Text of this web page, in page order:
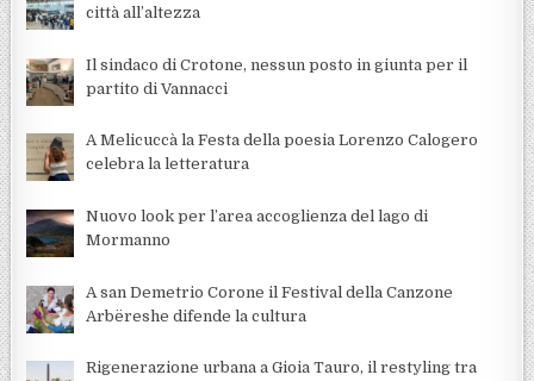
città all’altezza
Il sindaco di Crotone, nessun posto in giunta per il
partito di Vannacci
A Melicuccà la Festa della poesia Lorenzo Calogero
celebra la letteratura
Nuovo look per l’area accoglienza del lago di
Mormanno
A san Demetrio Corone il Festival della Canzone
Arbëreshe difende la cultura
Rigenerazione urbana a Gioia Tauro, il restyling tra